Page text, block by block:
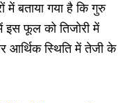
में बताया गया है कि गुरु
फूल को तिजोरी में
स्थिति में तेजी के